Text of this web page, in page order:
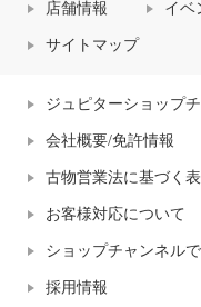
店舗情報 イベ
サイトマップ
ジュピターショップ
会社概要/免許情報
古物営業法に基づく
お客様対応について
ショップチャンネル
採用情報